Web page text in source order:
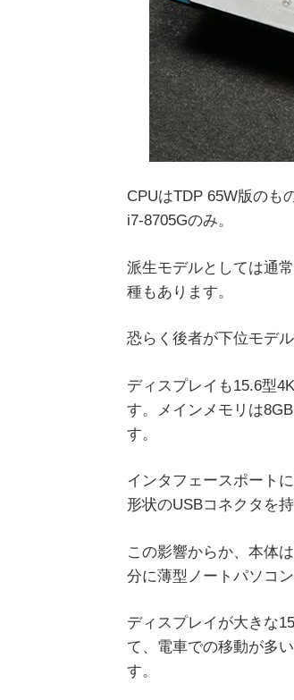
CPUはTDP 65W版のも
i7-8705Gのみ。
派生モデルとしては通
種もあります。
恐らく後者が下位モデ
ディスプレイも15.6型
す。メインメモリは
す。
インタフェースポート
形状のUSBコネクタを
この影響からか、本体
分に薄型ノートパソコ
ディスプレイが大きな
て、電車での移動が多
す。